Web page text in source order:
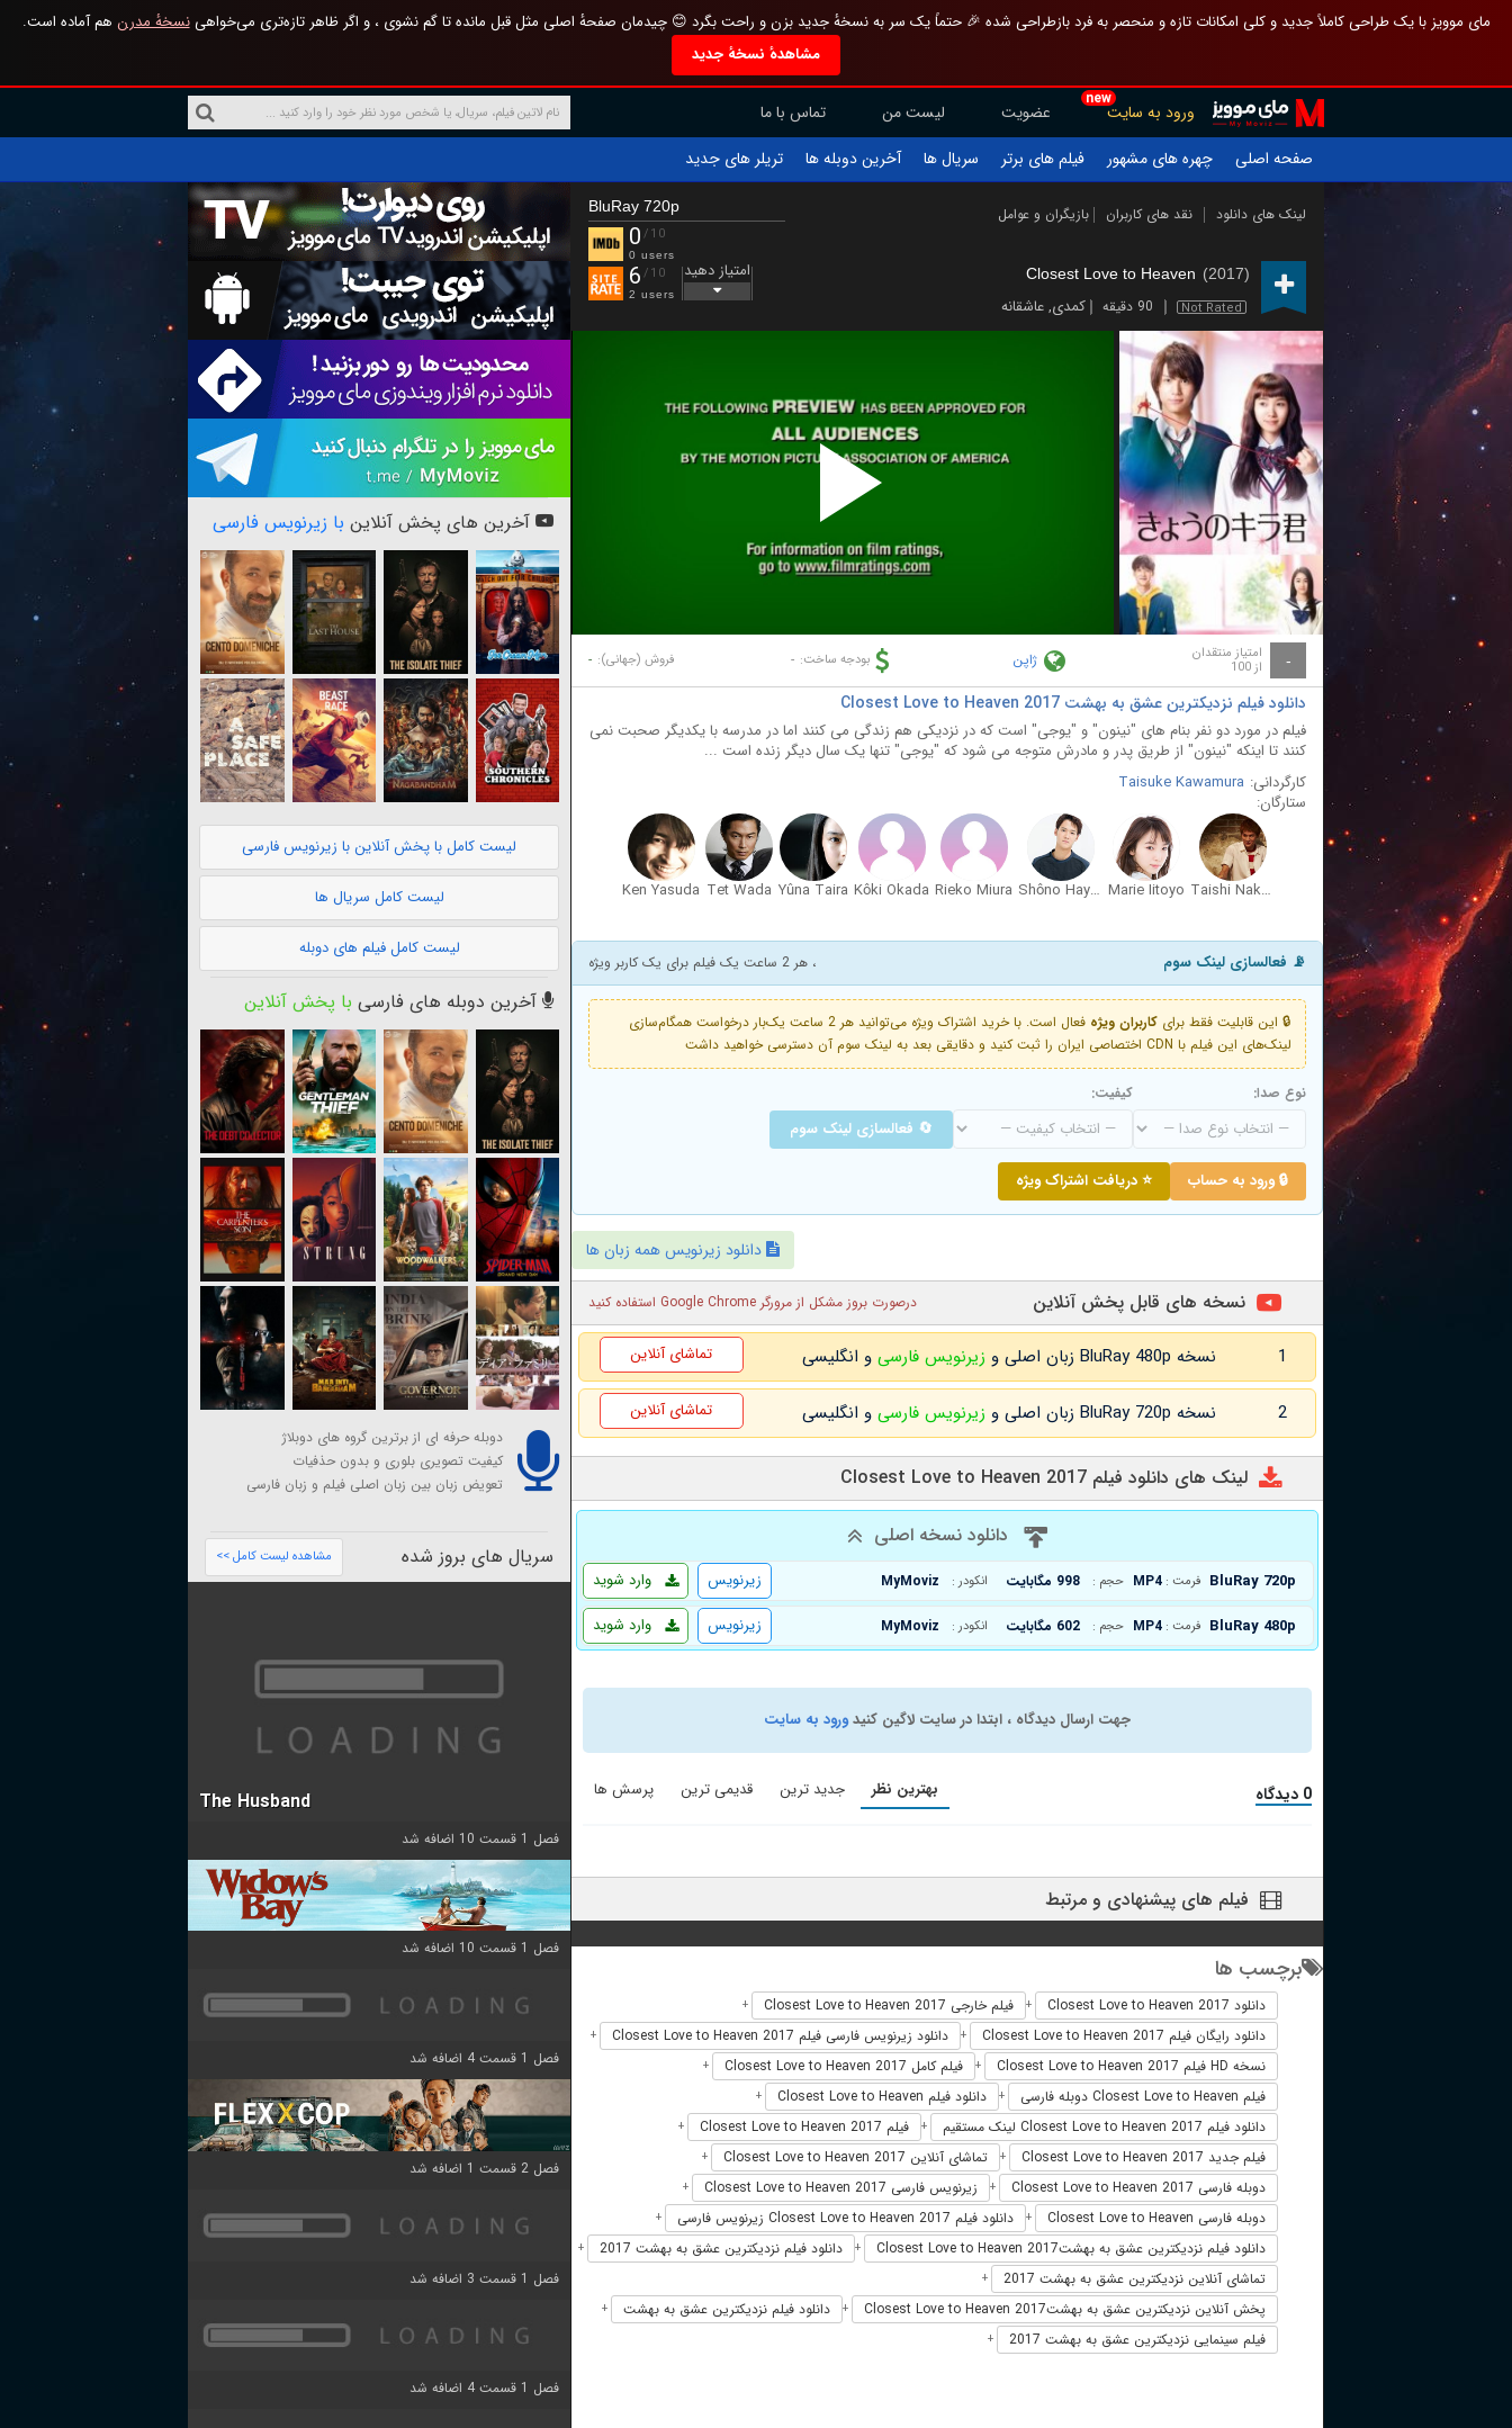
مای موویز با یک طراحی کاملاً جدید و کلی امکانات تازه و منحصر به فرد بازطراحی شده 🎉 حتماً یک سر به نسخهٔ جدید بزن و راحت بگرد 😊 چیدمان صفحهٔ اصلی مثل قبل مانده تا گم نشوی ، و اگر ظاهر تازه‌تری می‌خواهینسخهٔ مدرن هم آماده است.
مشاهدهٔ نسخهٔ جدید
new
ورود به سایت عضویت لیست من
تماس با ما
صفحه اصلی
چهره های مشهور فیلم های برتر سریال ها آخرین دوبله ها تریلر های جدید
لینک های دانلود نقد های کاربران بازیگران و عوامل
Closest Love to Heaven (2017)
Not Rated 90 دقیقه کمدی,عاشقانه
BluRay 720p
0 /10
0 users
6 /10
2 users
امتیاز دهید
Play
Video
- امتیاز منتقدان
از 100 ژاپن بودجه ساخت: - فروش (جهانی): -
دانلود فیلم نزديکترين عشق به بهشت Closest Love to Heaven 2017
فیلم در مورد دو نفر بنام های "نینون" و "یوجی" است که در نزدیکی هم زندگی می کنند اما در مدرسه با یکدیگر صحبت نمی
کنند تا اینکه "نینون" از طریق پدر و مادرش متوجه می شود که "یوجی" تنها یک سال دیگر زنده است ...
کارگردانی: Taisuke Kawamura
ستارگان:
Taishi Nakagawa
Marie Iitoyo
Shôno Hayama
Rieko Miura
Kôki Okada
Yûna Taira
Tet Wada
Ken Yasuda
📡 فعالسازی لینک سوم ، هر 2 ساعت یک فیلم برای یک کاربر ویژه
🔒 این قابلیت فقط برای کاربران ویژه
فعال است. با خرید اشتراک ویژه می‌توانید هر 2 ساعت یک‌بار درخواست همگام‌سازی
لینک‌های این فیلم با CDN اختصاصی ایران را ثبت کنید و دقایقی بعد به لینک سوم آن دسترسی خواهید داشت
نوع صدا: کیفیت:
🔄 فعالسازی لینک سوم
🔒 ورود به حساب ⭐ دریافت اشتراک ویژه
دانلود زیرنویس همه زبان ها
نسخه های قابل پخش آنلاین درصورت بروز مشکل از مرورگر Google Chrome استفاده کنید
1 نسخه BluRay 480p زبان اصلی و زیرنویس فارسی و انگلیسی تماشای آنلاین
2 نسخه BluRay 720p زبان اصلی و زیرنویس فارسی و انگلیسی تماشای آنلاین
لینک های دانلود فیلم Closest Love to Heaven 2017
دانلود نسخه اصلی
BluRay 720p فرمت : MP4 حجم : 998 مگابایت انکودر : MyMoviz وارد شوید
زیرنویس
BluRay 480p فرمت : MP4 حجم : 602 مگابایت انکودر : MyMoviz وارد شوید زیرنویس
جهت ارسال دیدگاه ، ابتدا در سایت لاگین کنیدورود به سایت
0 دیدگاه بهترین نظر جدید ترین قدیمی ترین پرسش ها
فیلم های پیشنهادی و مرتبط
برچسب ها
دانلود Closest Love to Heaven 2017 + فیلم خارجی Closest Love to Heaven 2017 +
دانلود رایگان فیلم Closest Love to Heaven 2017 + دانلود زیرنویس فارسی فیلم Closest Love to Heaven 2017 +
نسخه HD فیلم Closest Love to Heaven 2017 + فیلم کامل Closest Love to Heaven 2017 +
فیلم Closest Love to Heaven دوبله فارسی + دانلود فیلم Closest Love to Heaven +
دانلود فیلم Closest Love to Heaven 2017 لینک مستقیم + فیلم Closest Love to Heaven 2017 +
فیلم جدید Closest Love to Heaven 2017 + تماشای آنلاین Closest Love to Heaven 2017 +
دوبله فارسی Closest Love to Heaven 2017 + زیرنویس فارسی Closest Love to Heaven 2017 +
دوبله فارسی Closest Love to Heaven + دانلود فیلم Closest Love to Heaven 2017 زیرنویس فارسی +
دانلود فیلم نزديکترين عشق به بهشتClosest Love to Heaven 2017 + دانلود فیلم نزديکترين عشق به بهشت 2017 +
تماشای آنلاین نزديکترين عشق به بهشت 2017 +
پخش آنلاین نزديکترين عشق به بهشتClosest Love to Heaven 2017 + دانلود فیلم نزديکترين عشق به بهشت +
فیلم سینمایی نزديکترين عشق به بهشت 2017 +
آخرین های پخش آنلاین با زیرنویس فارسی
لیست کامل با پخش آنلاین با زیرنویس فارسی
لیست کامل سریال ها
لیست کامل فیلم های دوبله
آخرین دوبله های فارسی با پخش آنلاین
دوبله حرفه ای از برترین گروه های دوبلاژ
کیفیت تصویری بلوری و بدون حذفیات
تعویض زبان بین زبان اصلی فیلم و زبان فارسی
سریال های بروز شده مشاهده لیست کامل >>
The Husband
فصل 1 قسمت 10 اضافه شد
فصل 1 قسمت 10 اضافه شد
فصل 1 قسمت 4 اضافه شد
فصل 2 قسمت 1 اضافه شد
فصل 1 قسمت 3 اضافه شد
فصل 1 قسمت 4 اضافه شد